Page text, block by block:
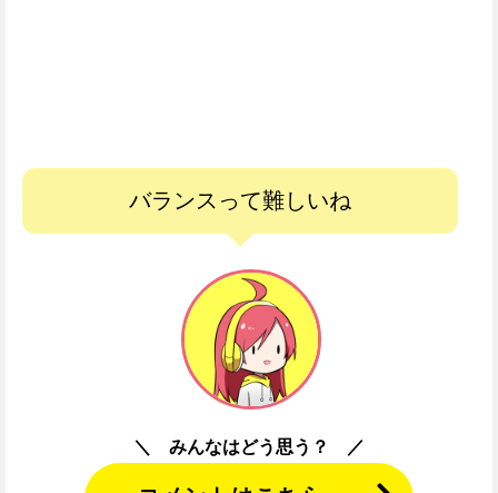
バランスって難しいね
みんなはどう思う？